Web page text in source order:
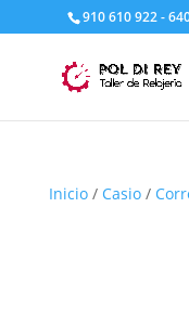
910 610 922 -
Inicio/ Casio/